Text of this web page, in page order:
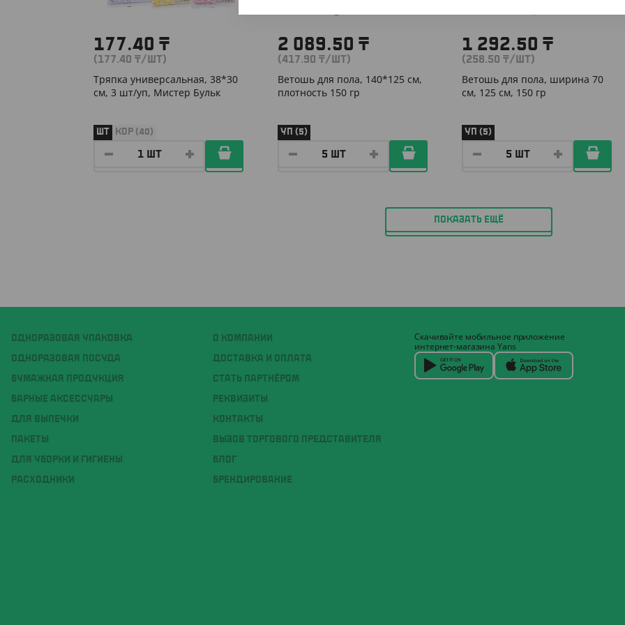
177.40 ₸
(177.40 ₸/ШТ)
Тряпка универсальная, 38*30
см, 3 шт/уп, Мистер Бульк
ШТ КОР (40)
2 089.50 ₸
(417.90 ₸/ШТ)
Ветошь для пола, 140*125 см,
плотность 150 гр
УП (5)
1 292.50 ₸
(258.50 ₸/ШТ)
Ветошь для пола, ширина 70
см, 125 cм, 150 гр
УП (5)
ПОКАЗАТЬ ЕЩЁ
ОДНОРАЗОВАЯ УПАКОВКА
ОДНОРАЗОВАЯ ПОСУДА
БУМАЖНАЯ ПРОДУКЦИЯ
БАРНЫЕ АКСЕССУАРЫ
ДЛЯ ВЫПЕЧКИ
ПАКЕТЫ
ДЛЯ УБОРКИ И ГИГИЕНЫ
РАСХОДНИКИ
О КОМПАНИИ
ДОСТАВКА И ОПЛАТА
СТАТЬ ПАРТНЁРОМ
РЕКВИЗИТЫ
КОНТАКТЫ
ВЫЗОВ ТОРГОВОГО ПРЕДСТАВИТЕЛЯ
БЛОГ
БРЕНДИРОВАНИЕ
Скачивайте мобильное приложение
интернет-магазина Yans